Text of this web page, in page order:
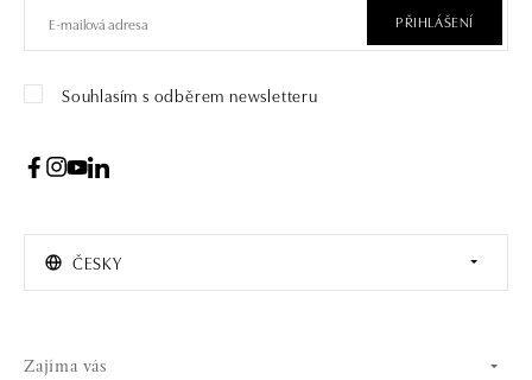
PŘIHLÁŠENÍ
Souhlasím s odběrem newsletteru
ČESKY
Zajíma vás